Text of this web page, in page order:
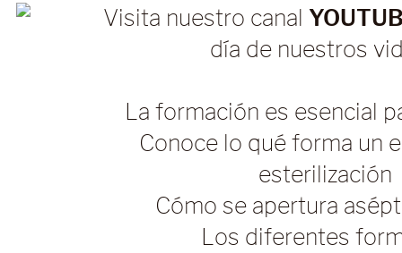
Visita nuestro canal
día de nuestros
La formación es esencial
Conoce lo qué forma un
esterilización
Cómo se apertura
Los diferentes